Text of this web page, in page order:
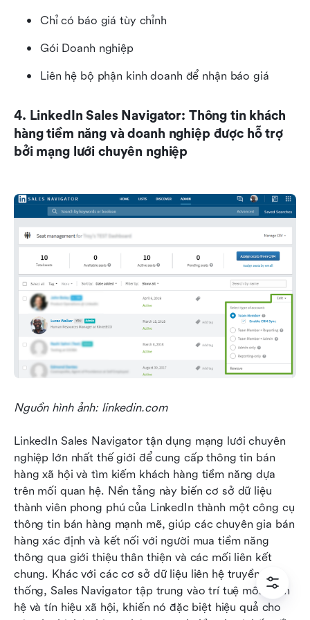
Chỉ có báo giá tùy chỉnh
Gói Doanh nghiệp
Liên hệ bộ phận kinh doanh để nhận báo giá
4. LinkedIn Sales Navigator: Thông tin khách
hàng tiềm năng và doanh nghiệp được hỗ trợ
bởi mạng lưới chuyên nghiệp
Nguồn hình ảnh: linkedin.com
LinkedIn Sales Navigator tận dụng mạng lưới chuyên
nghiệp lớn nhất thế giới để cung cấp thông tin bán
hàng xã hội và tìm kiếm khách hàng tiềm năng dựa
trên mối quan hệ. Nền tảng này biến cơ sở dữ liệu
thành viên phong phú của LinkedIn thành một công cụ
thông tin bán hàng mạnh mẽ, giúp các chuyên gia bán
hàng xác định và kết nối với người mua tiềm năng
thông qua giới thiệu thân thiện và các mối liên kết
chung. Khác với các cơ sở dữ liệu liên hệ truyền
thống, Sales Navigator tập trung vào trí tuệ mối quan
hệ và tín hiệu xã hội, khiến nó đặc biệt hiệu quả cho